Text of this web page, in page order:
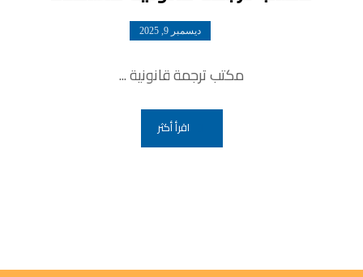
ديسمبر 9, 2025
مكتب ترجمة قانونية ...
اقرأ أكثر